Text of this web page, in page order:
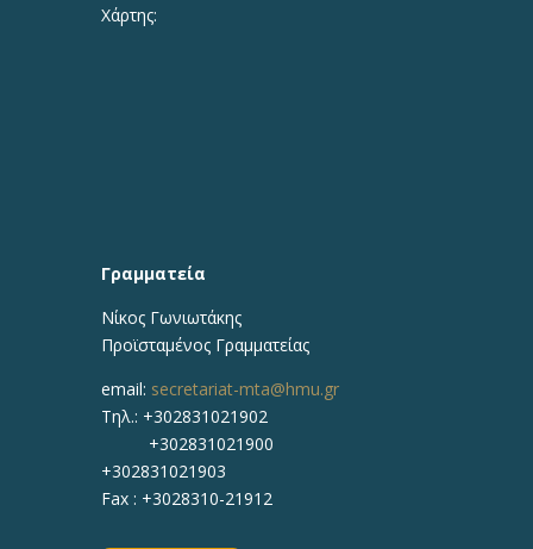
Χάρτης:
Γραμματεία
Νίκος Γωνιωτάκης
Προϊσταμένος Γραμματείας
email: secretariat-mta@hmu.gr
Τηλ.: +302831021902
+302831021900
+302831021903
Fax : +3028310-21912